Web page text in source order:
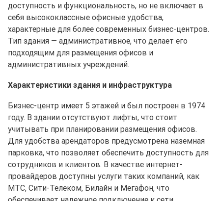
доступность и функциональность, но не включает в
себя высококлассные офисные удобства,
характерные для более современных бизнес-центров.
Тип здания — административное, что делает его
подходящим для размещения офисов и
административных учреждений.
Характеристики здания и инфраструктура
Бизнес-центр имеет 5 этажей и был построен в 1974
году. В здании отсутствуют лифты, что стоит
учитывать при планировании размещения офисов.
Для удобства арендаторов предусмотрена наземная
парковка, что позволяет обеспечить доступность для
сотрудников и клиентов. В качестве интернет-
провайдеров доступны услуги таких компаний, как
МТС, Сити-Телеком, Билайн и Мегафон, что